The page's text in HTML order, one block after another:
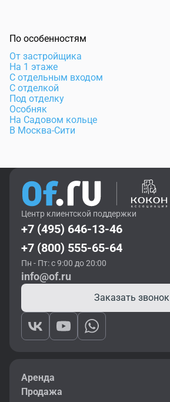
По особенностям
От застройщика
На 1 этаже
С отдельным входом
С отделкой
Под отделку
Особняк
На Садовом кольце
В Москва-Сити
Центр клиентской поддержки
+7 (495) 646-13-46
+7 (800) 555-65-64
Пн - Пт: с 9:00 до 20:00
info@of.ru
Заказать звонок
Аренда
Продажа